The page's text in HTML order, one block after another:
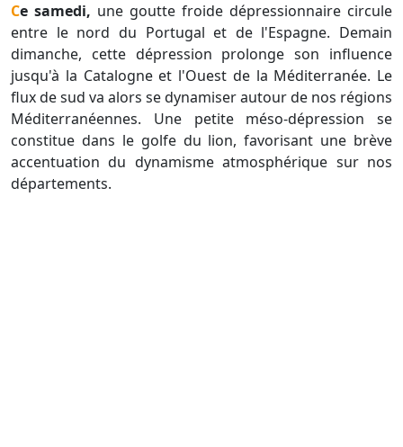
Ce samedi, une goutte froide dépressionnaire circule
entre le nord du Portugal et de l'Espagne. Demain
dimanche, cette dépression prolonge son influence
jusqu'à la Catalogne et l'Ouest de la Méditerranée. Le
flux de sud va alors se dynamiser autour de nos régions
Méditerranéennes. Une petite méso-dépression se
constitue dans le golfe du lion, favorisant une brève
accentuation du dynamisme atmosphérique sur nos
départements.